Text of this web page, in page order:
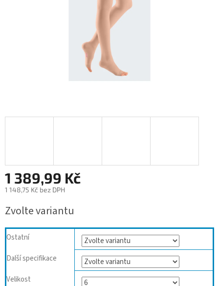
1 389,99 Kč
1 148,75 Kč bez DPH
cena:
Zvolte variantu
Ostatní
Další specifikace
Velikost